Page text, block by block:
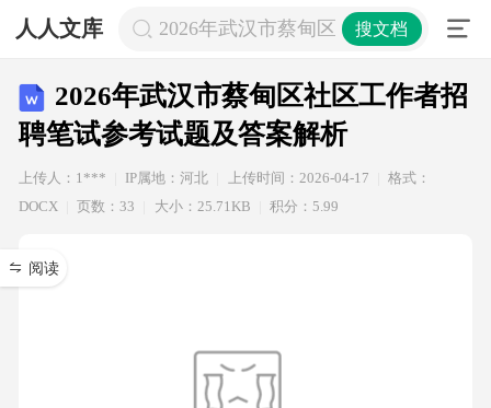
人人文库 2026年武汉市蔡甸区社区工作者招聘
搜文档
2026年武汉市蔡甸区社区工作者招
聘笔试参考试题及答案解析
上传人：1*** IP属地：河北 上传时间：2026-04-17
格式：
DOCX
页数：33 大小：25.71KB 积分：5.99
阅读